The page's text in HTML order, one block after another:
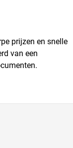
prijzen en snelle
van een